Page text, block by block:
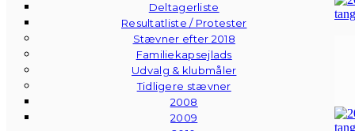
Deltagerliste
Resultatliste / Protester
Stævner efter 2018
Familiekapsejlads
Udvalg & klubmåler
Tidligere stævner
2008
2009